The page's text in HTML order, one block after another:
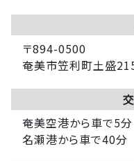
〒894-0500
奄美市笠利町土盛
奄美空港から車で5
名瀬港から車で40分